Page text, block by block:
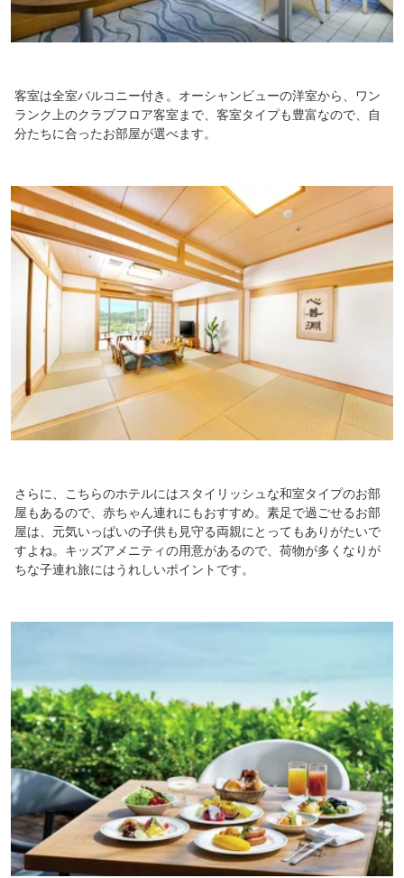
客室は全室バルコニー付き。オーシャンビューの洋室から、ワン
ランク上のクラブフロア客室まで、客室タイプも豊富なので、自
分たちに合ったお部屋が選べます。
さらに、こちらのホテルにはスタイリッシュな和室タイプのお部
屋もあるので、赤ちゃん連れにもおすすめ。素足で過ごせるお部
屋は、元気いっぱいの子供も見守る両親にとってもありがたいで
すよね。キッズアメニティの用意があるので、荷物が多くなりが
ちな子連れ旅にはうれしいポイントです。